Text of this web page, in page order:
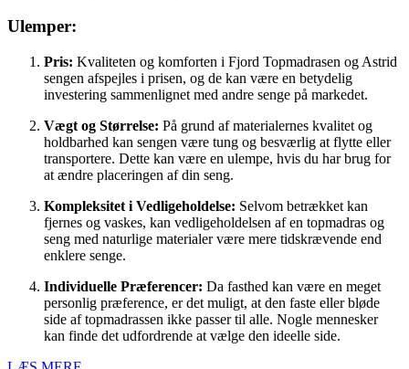
Ulemper:
Pris: Kvaliteten og komforten i Fjord Topmadrasen og Astrid
sengen afspejles i prisen, og de kan være en betydelig
investering sammenlignet med andre senge på markedet.
Vægt og Størrelse: På grund af materialernes kvalitet og
holdbarhed kan sengen være tung og besværlig at flytte eller
transportere. Dette kan være en ulempe, hvis du har brug for
at ændre placeringen af din seng.
Kompleksitet i Vedligeholdelse: Selvom betrækket kan
fjernes og vaskes, kan vedligeholdelsen af en topmadras og
seng med naturlige materialer være mere tidskrævende end
enklere senge.
Individuelle Præferencer: Da fasthed kan være en meget
personlig præference, er det muligt, at den faste eller bløde
side af topmadrassen ikke passer til alle. Nogle mennesker
kan finde det udfordrende at vælge den ideelle side.